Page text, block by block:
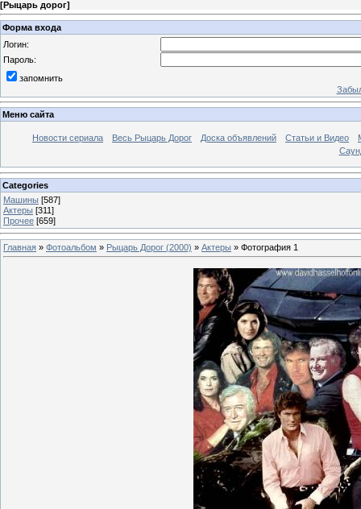
[Рыцарь дорог]
Форма входа
Логин:
Пароль:
запомнить
Меню сайта
Новости сериала Весь Рыцарь Дорог Доска объявлений Статьи и Видео
Categories
Машины [587]
Актеры [311]
Прочее [659]
Главная » Фотоальбом » Рыцарь Дорог (2000) » Актеры » Фотография 1